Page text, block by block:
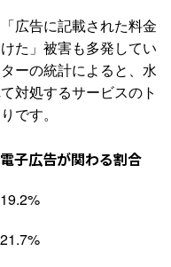
広告に記載された料金
た」被害も多発してい
ーの統計によると、水
対処するサービスのト
です。
電子広告が関わる割合
19.2%
21.7%